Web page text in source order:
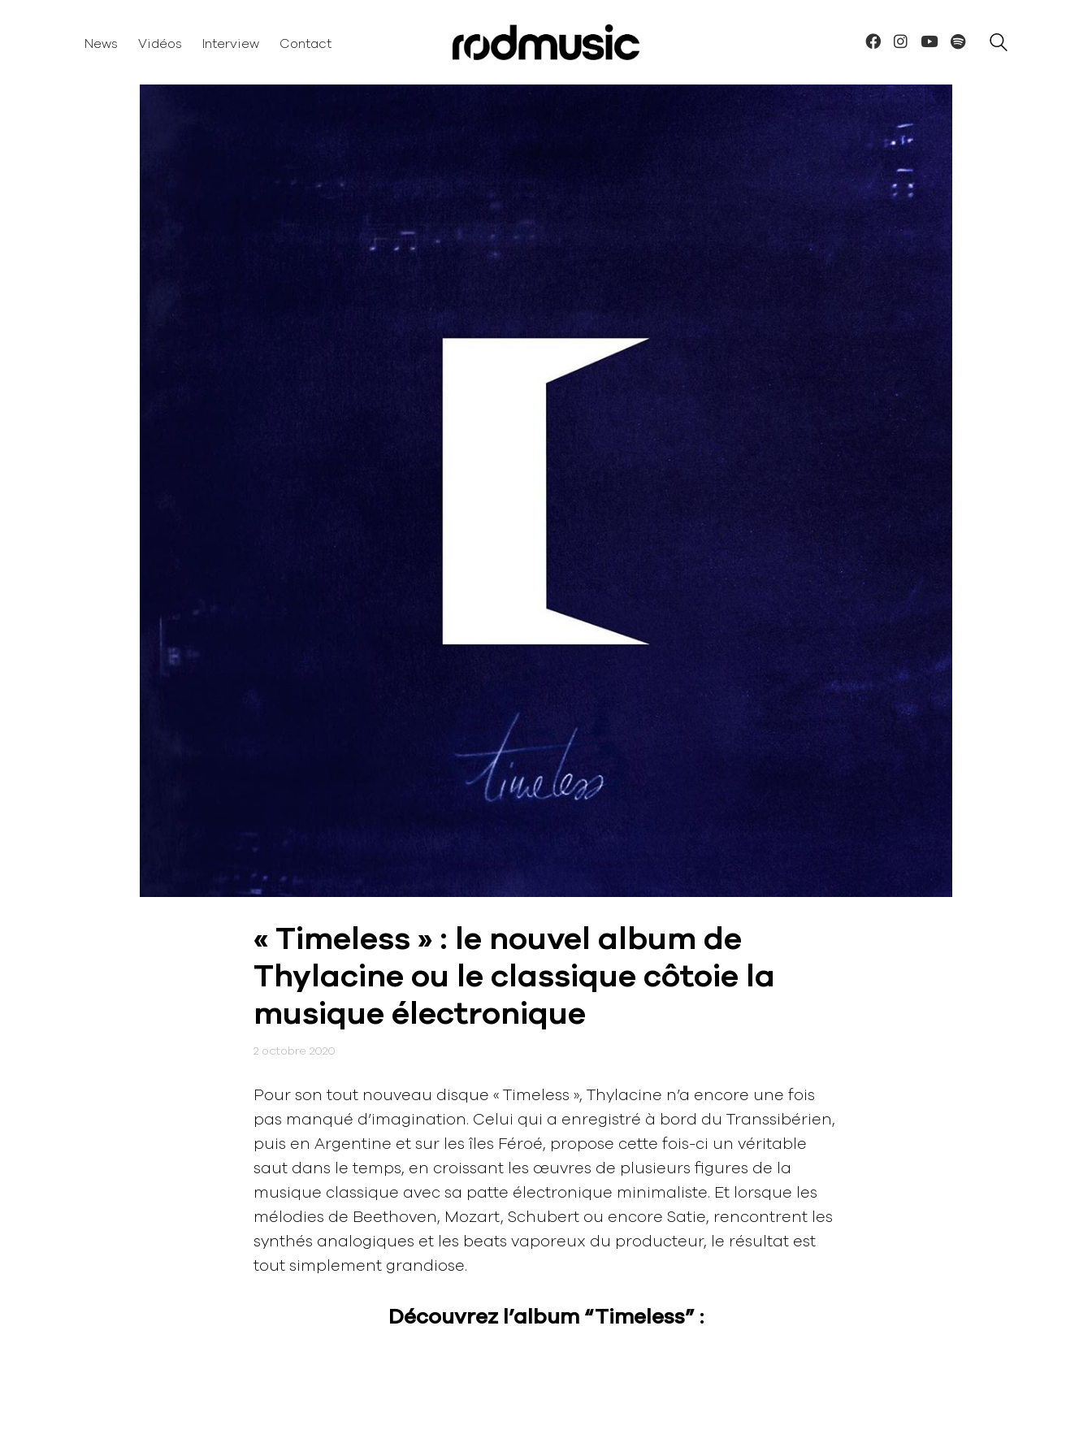
News Vidéos Interview Contact
« Timeless » : le nouvel album de
Thylacine ou le classique côtoie la
musique électronique
2 octobre 2020
Pour son tout nouveau disque « Timeless », Thylacine n’a encore une fois
pas manqué d’imagination. Celui qui a enregistré à bord du Transsibérien,
puis en Argentine et sur les îles Féroé, propose cette fois-ci un véritable
saut dans le temps, en croissant les œuvres de plusieurs figures de la
musique classique avec sa patte électronique minimaliste. Et lorsque les
mélodies de Beethoven, Mozart, Schubert ou encore Satie, rencontrent les
synthés analogiques et les beats vaporeux du producteur, le résultat est
tout simplement grandiose.
Découvrez l’album “Timeless” :